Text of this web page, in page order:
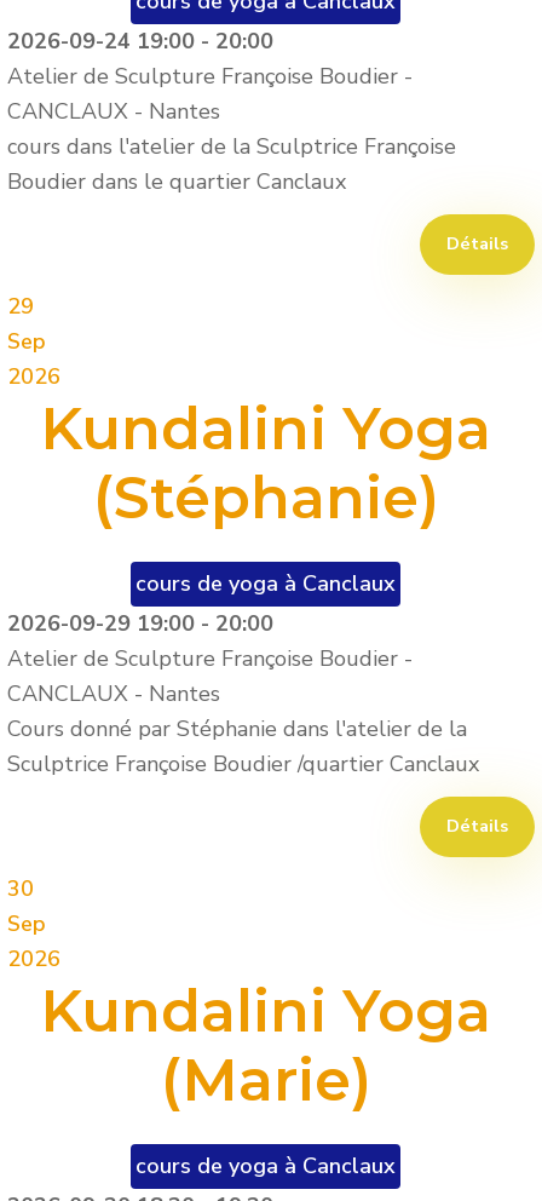
2026-09-24 19:00 - 20:00
Atelier de Sculpture Françoise Boudier -
CANCLAUX - Nantes
cours dans l'atelier de la Sculptrice Françoise
Boudier dans le quartier Canclaux
Détails
29
Sep
2026
Kundalini Yoga
(Stéphanie)
cours de yoga à Canclaux
2026-09-29 19:00 - 20:00
Atelier de Sculpture Françoise Boudier -
CANCLAUX - Nantes
Cours donné par Stéphanie dans l'atelier de la
Sculptrice Françoise Boudier /quartier Canclaux
Détails
30
Sep
2026
Kundalini Yoga
(Marie)
cours de yoga à Canclaux